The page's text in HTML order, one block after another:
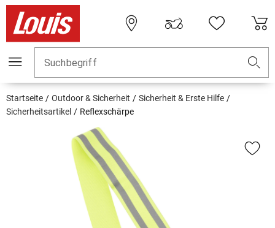
Suchbegriff
Startseite Outdoor & Sicherheit
Sicherheit & Erste Hilfe
Sicherheitsartikel
Reflexschärpe